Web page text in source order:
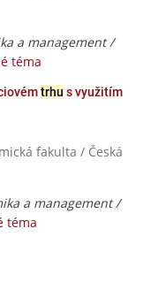
a management /
téma
trhu s využitím
fakulta / Česká
a management /
téma